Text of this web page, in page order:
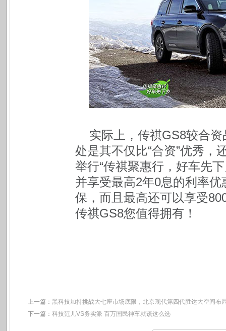
实际上，传祺GS8较合
处是其不仅比“合资”优秀，
举行“传祺聚惠行，好车先
并享受最高2年0息的利率
保，而且最高还可以享受
传祺GS8您值得拥有！
上一篇： 黑科技加持挑战大七座市场底限，北京现代第四代胜达大空间布
下一篇： 科技范儿VS务实派 百万国民神车就该这么选